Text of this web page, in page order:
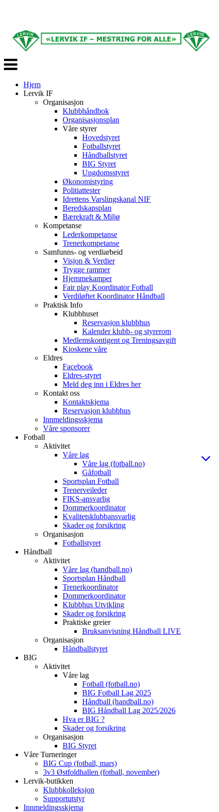
Veksle
navigasjon
Hjem
Lervik IF
Organisasjon
Klubbhåndbok
Organisasjonsplan
Våre styrer
Hovedstyret
Fotballstyret
Håndballstyret
BIG Styret
Ungdomsstyret
Økonomistyring
Politiattester
Idrettens Varslingskanal NIF
Beredskapsplan
Bærekraft & Miljø
Kompetanse
Lederkompetanse
Trenerkompetanse
Samfunns- og verdiarbeid
Visjon & Verdier
Trygge rammer
Hjemmekamper
Fair play Koordinator Fotball
Verdiløftet Koordinator Håndball
Praktisk Info
Klubbhuset
Reservasjon klubbhus
Kalender klubb- og styrerom
Medlemskontigent og Treningsavgift
Kioskene våre
Eldres
Facebook
Eldres-styret
Meld deg inn i Eldres her
Kontakt oss
Kontaktskjema
Reservasjon klubbhus
Innmeldingsskjema
Våre sponsorer
Fotball
Aktivitet
Våre lag
Våre lag (fotball.no)
Gåfotball
Sportsplan Fotball
Trenerveileder
FIKS-ansvarlig
Dommerkoordinator
Kvalitetsklubbansvarlig
Skader og forsikring
Organisasjon
Fotballstyret
Håndball
Aktivitet
Våre lag (handball.no)
Sportsplan Håndball
Trenerkoordinator
Dommerkoordinator
Klubbhus Utvikling
Skader og forsikring
Praktiske greier
Bruksanvisning Håndball LIVE
Organisasjon
Håndballstyret
BIG
Aktivitet
Våre lag
Fotball (fotball.no)
BIG Fotball Lag 2025
Håndball (handball.no)
BIG Håndball Lag 2025/2026
Hva er BIG ?
Skader og forsikring
Organisasjon
BIG Styret
Våre Turneringer
BIG Cup (fotball, mars)
3v3 Østfoldhallen (fotball, november)
Lervik-butikken
Klubbkolleksjon
Supportutstyr
Innmeldingsskjema